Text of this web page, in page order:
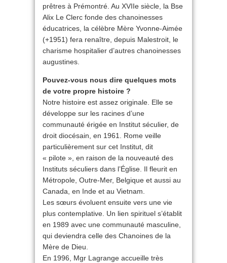
prêtres à Prémontré. Au XVIIe siècle, la Bse
Alix Le Clerc fonde des chanoinesses
éducatrices, la célèbre Mère Yvonne-Aimée
(+1951) fera renaître, depuis Malestroit, le
charisme hospitalier d’autres chanoinesses
augustines.
Pouvez-vous nous dire quelques mots
de votre propre histoire ?
Notre histoire est assez originale. Elle se
développe sur les racines d’une
communauté érigée en Institut séculier, de
droit diocésain, en 1961. Rome veille
particulièrement sur cet Institut, dit
« pilote », en raison de la nouveauté des
Instituts séculiers dans l’Église. Il fleurit en
Métropole, Outre-Mer, Belgique et aussi au
Canada, en Inde et au Vietnam.
Les sœurs évoluent ensuite vers une vie
plus contemplative. Un lien spirituel s’établit
en 1989 avec une communauté masculine,
qui deviendra celle des Chanoines de la
Mère de Dieu.
En 1996, Mgr Lagrange accueille très